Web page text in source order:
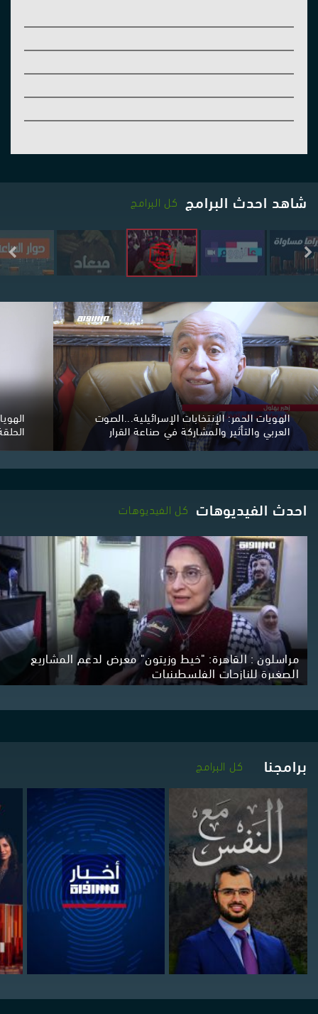
شاهد احدث البرامج كل البرامج
Previous
Next
الهويات الحمر: الإنتخابات الإسرائيلية...الصوت
العربي والتأثير والمشاركة في صناعة القرار
السياسي
الحلقة
احدث الفيديوهات كل الفيديوهات
مراسلون : القاهرة: "خيط وزيتون" معرض لدعم المشاريع
الصغيرة للنازحات الفلسطينيات
برامجنا كل البرامج